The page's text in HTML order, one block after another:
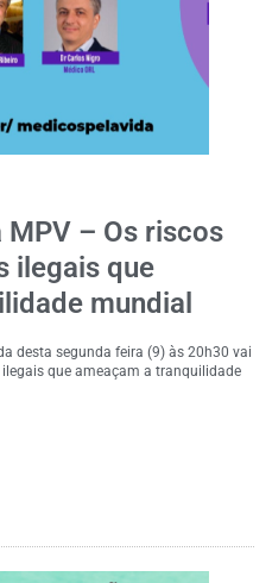
MPV – Os riscos
ilegais que
mundial
desta segunda feira (9) às 20h30 vai
que ameaçam a tranquilidade